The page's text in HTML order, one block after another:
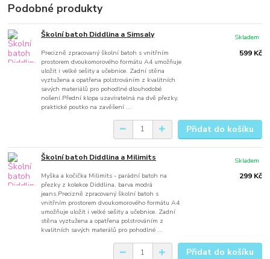
Podobné produkty
Školní batoh Diddlina a Simsaly
Precizně zpracovaný školní batoh s vnitřním
prostorem dvoukomorového formátu A4 umožňuje
uložit i velké sešity a učebnice. Zadní stěna
vyztužena a opatřena polstrováním z kvalitních
savých materiálů pro pohodlné dlouhodobé
nošení.Přední klopa uzavíratelná na dvě přezky,
praktické poutko na zavěšení ...
599 Kč
Skladem
Přidat do košíku
Školní batoh Diddlina a Milimits
Myška a kočička Milimits - parádní batoh na
přezky z kolekce Diddlina, barva modrá
jeans.Precizně zpracovaný školní batoh s
vnitřním prostorem dvoukomorového formátu A4
umožňuje uložit i velké sešity a učebnice. Zadní
stěna vyztužena a opatřena polstrováním z
kvalitních savých materálů pro pohodlné ...
299 Kč
Skladem
Přidat do košíku